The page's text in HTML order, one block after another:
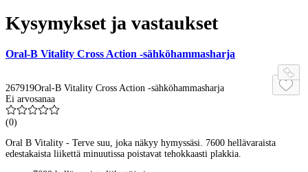
Kysymykset ja vastaukset
Oral-B Vitality Cross Action -sähköhammasharja
267919Oral-B Vitality Cross Action -sähköhammasharja
Ei arvosanaa
(0)
Oral B Vitality - Terve suu, joka näkyy hymyssäsi. 7600 hellävaraista
edestakaista liikettä minuutissa poistavat tehokkaasti plakkia.